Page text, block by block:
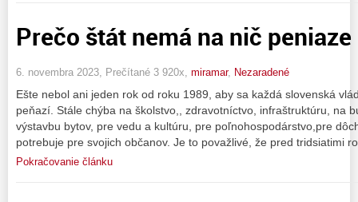
Prečo štát nemá na nič
6. novembra 2023, Prečítané 3 920x, miramar, Nezaradené
Ešte nebol ani jeden rok od roku 1989, aby sa každá slovenská
peňazí. Stále chýba na školstvo,, zdravotníctvo, infraštruktúru, na
výstavbu bytov, pre vedu a kultúru, pre poľnohospodárstvo,pre
potrebuje pre svojich občanov. Je to považlivé, že pred tridsiatimi
Pokračovanie článku